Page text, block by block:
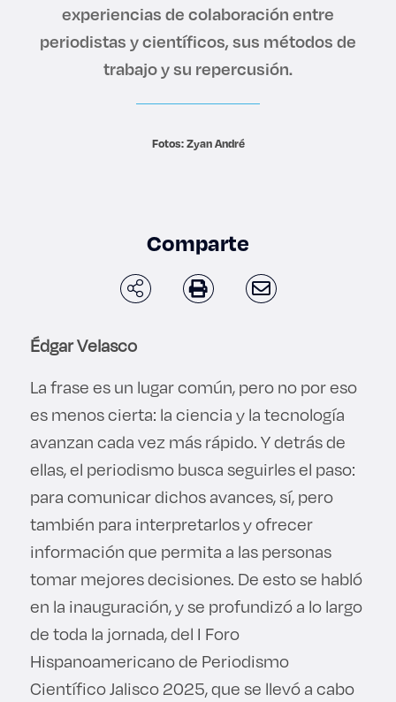
Sustentabilidad
experiencias de colaboración entre
periodistas y científicos, sus métodos de
trabajo y su repercusión.
Fotos: Zyan André
Comparte
Édgar Velasco
La frase es un lugar común, pero no por eso
es menos cierta: la ciencia y la tecnología
avanzan cada vez más rápido. Y detrás de
ellas, el periodismo busca seguirles el paso:
para comunicar dichos avances, sí, pero
también para interpretarlos y ofrecer
información que permita a las personas
tomar mejores decisiones. De esto se habló
en la inauguración, y se profundizó a lo largo
de toda la jornada, del I Foro
Hispanoamericano de Periodismo
Científico Jalisco 2025, que se llevó a cabo